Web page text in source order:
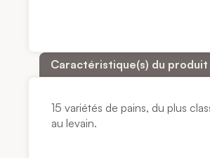
Caractéristique(s) du produit
15 variétés de pains, du plus
au levain.